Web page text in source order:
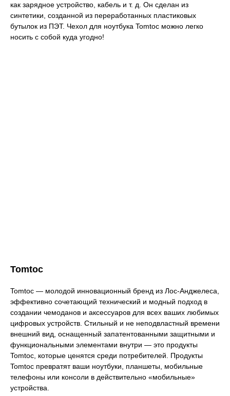
как зарядное устройство, кабель и т. д. Он сделан из
синтетики, созданной из переработанных пластиковых
бутылок из ПЭТ. Чехол для ноутбука Tomtoc можно легко
носить с собой куда угодно!
Tomtoc
Tomtoc — молодой инновационный бренд из Лос-Анджелеса,
эффективно сочетающий технический и модный подход в
создании чемоданов и аксессуаров для всех ваших любимых
цифровых устройств. Стильный и не неподвластный времени
внешний вид, оснащенный запатентованными защитными и
функциональными элементами внутри — это продукты
Tomtoc, которые ценятся среди потребителей. Продукты
Tomtoc превратят ваши ноутбуки, планшеты, мобильные
телефоны или консоли в действительно «мобильные»
устройства.